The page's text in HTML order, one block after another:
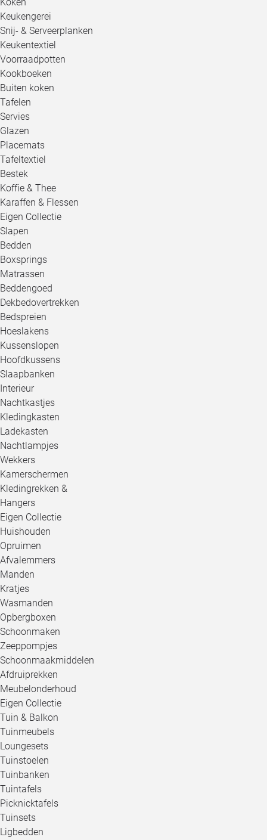
Keukengerei
Snij- & Serveerplanken
Keukentextiel
Voorraadpotten
Kookboeken
Buiten koken
Tafelen
Servies
Glazen
Placemats
Tafeltextiel
Bestek
Koffie & Thee
Karaffen & Flessen
Eigen Collectie
Slapen
Bedden
Boxsprings
Matrassen
Beddengoed
Dekbedovertrekken
Bedspreien
Hoeslakens
Kussenslopen
Hoofdkussens
Slaapbanken
Interieur
Nachtkastjes
Kledingkasten
Ladekasten
Nachtlampjes
Wekkers
Kamerschermen
Kledingrekken &
Hangers
Eigen Collectie
Huishouden
Opruimen
Afvalemmers
Manden
Kratjes
Wasmanden
Opbergboxen
Schoonmaken
Zeeppompjes
Schoonmaakmiddelen
Afdruiprekken
Meubelonderhoud
Eigen Collectie
Tuin & Balkon
Tuinmeubels
Loungesets
Tuinstoelen
Tuinbanken
Tuintafels
Picknicktafels
Tuinsets
Ligbedden